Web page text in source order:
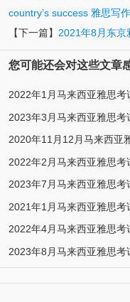
country’s success 雅思写
【下一篇】 2021年8月东京
您可能还会对这些文章
2022年1月马来西亚雅思考
2023年3月马来西亚雅思考
2020年11月12月马来西亚
2022年2月马来西亚雅思考
2023年7月马来西亚雅思考
2021年1月马来西亚雅思考
2022年4月马来西亚雅思考
2023年8月马来西亚雅思考